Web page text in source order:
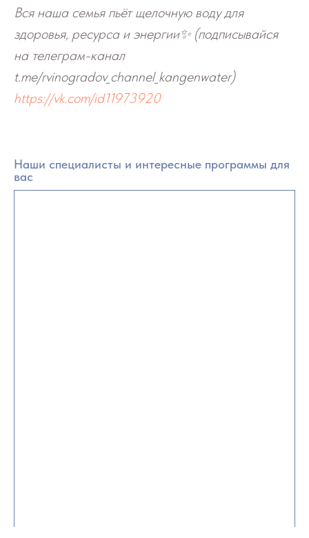
Вся наша семья пьёт щелочную воду для
здоровья, ресурса и энергии✨ (подписывайся
на телеграм-канал
t.me/rvinogradov_channel_kangenwater)
https://vk.com/id11973920
Наши специалисты и интересные программы для
вас